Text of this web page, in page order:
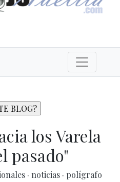
los Varela
pasado"
· noticias · polígrafo